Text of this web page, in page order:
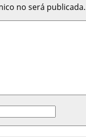
no será publicada.